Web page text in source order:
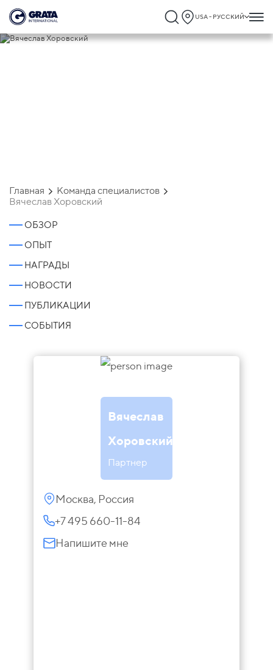
USA - РУССКИЙ
Главная
Команда специалистов
Вячеслав Хоровский
ОБЗОР
ОПЫТ
НАГРАДЫ
НОВОСТИ
ПУБЛИКАЦИИ
СОБЫТИЯ
Вячеслав
Хоровский
Партнер
Москва, Россия
+7 495 660-11-84
Напишите мне